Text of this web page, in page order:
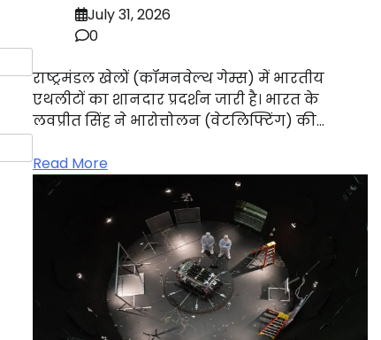
July 31, 2026
0
राष्ट्रमंडल खेलों (कॉमनवेल्थ गेम्स) में भारतीय
एथलीटों का शानदार प्रदर्शन जारी है। भारत के
लवप्रीत सिंह ने भारोत्तोलन (वेटलिफ्टिंग) की…
Read More